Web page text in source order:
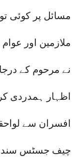
مسائل پر کوئی
ملازمین اور
نے مرحوم کے
اظہار ہمدردی
افسران سے
چیف جسٹس سندھ